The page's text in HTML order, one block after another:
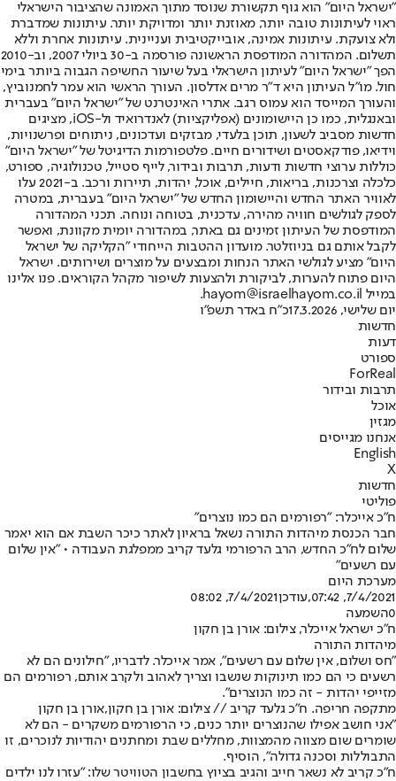
"ישראל היום" הוא גוף תקשורת שנוסד מתוך האמונה שהציבור הישראלי
ראוי לעיתונות טובה יותר, מאוזנת יותר ומדויקת יותר. עיתונות שמדברת
ולא צועקת. עיתונות אמינה, אובייקטיבית ועניינית. עיתונות אחרת וללא
תשלום. המהדורה המודפסת הראשונה פורסמה ב-30 ביולי 2007, וב-2010
הפך "ישראל היום" לעיתון הישראלי בעל שיעור החשיפה הגבוה ביותר בימי
חול. מו"ל העיתון היא ד"ר מרים אדלסון. העורך הראשי הוא עמר לחמנוביץ,
והעורך המייסד הוא עמוס רגב. אתרי האינטרנט של "ישראל היום" בעברית
ובאנגלית, כמו כן היישומונים (אפליקציות) לאנדרואיד ול-iOS, מציגים
חדשות מסביב לשעון, תוכן בלעדי, מבזקים ועדכונים, ניתוחים ופרשנויות,
וידיאו, פודקאסטים ושידורים חיים. פלטפורמות הדיגיטל של "ישראל היום"
כוללות ערוצי חדשות ודעות, תרבות ובידור, לייף סטייל, טכנולוגיה, ספורט,
כלכלה וצרכנות, בריאות, חיילים, אוכל, יהדות, תיירות ורכב. ב-2021 עלו
לאוויר האתר החדש והיישומון החדש של "ישראל היום" בעברית, במטרה
לספק לגולשים חוויה מהירה, עדכנית, בטוחה ונוחה. תכני המהדורה
המודפסת של העיתון זמינים גם באתר, במהדורה יומית מקוונת, ואפשר
לקבל אותם גם בניוזלטר. מועדון ההטבות הייחודי "הקליקה של ישראל
היום" מציע לגולשי האתר הנחות ומבצעים על מוצרים ושירותים. ישראל
היום פתוח להערות, לביקורת ולהצעות לשיפור מקהל הקוראים. פנו אלינו
במייל hayom@israelhayom.co.il.
יום שלישי, 17.3.2026
כ"ח באדר תשפ"ו
חדשות
דעות
ספורט
ForReal
תרבות ובידור
אוכל
מגזין
אנחנו מגייסים
English
X
חדשות
פוליטי
ח"כ אייכלר: "רפורמים הם כמו נוצרים"
חבר הכנסת מיהדות התורה נשאל בראיון לאתר כיכר השבת אם הוא יאמר
שלום לח"כ החדש, הרב הרפורמי גלעד קריב ממפלגת העבודה • "אין שלום
עם רשעים"
מערכת היום
7/4/2021, 07:42
,עודכן7/4/2021, 08:02
0השמעה
ח"כ ישראל אייכלר, צילום: אורן בן חקון
מיהדות התורה
"חס ושלום, אין שלום עם רשעים", אמר אייכלר. לדבריו, "חילונים הם לא
רשעים כי הם כמו תינוקות שנשבו וצריך לאהוב ולקרב אותם, רפורמים הם
מזייפי יהדות - זה כמו הנוצרים".
מתקפה חריפה. ח"כ גלעד קריב // צילום: אורן בן חקון,אורן בן חקון
"אני חושב אפילו שהנוצרים יותר כנים, כי הרפורמים משקרים - הם לא
שומרים שום מצווה מהמצוות, מחללים שבת ומחתנים יהודיות לנוכרים, זו
התבוללות וסכנה גדולה", הוסיף.
ח"כ קריב לא נשאר חייב והגיב בציוץ בחשבון הטוויטר שלו: "עזרו לנו ילדים